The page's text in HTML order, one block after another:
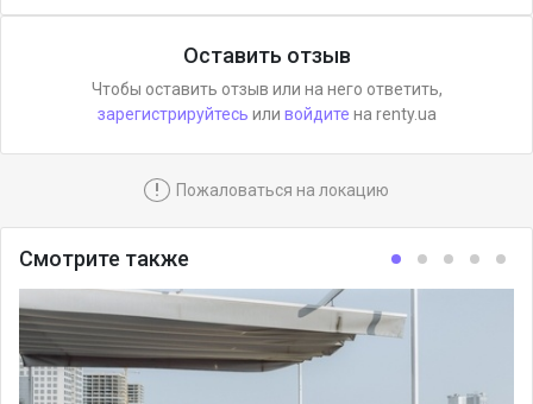
Оставить отзыв
Чтобы оставить отзыв или на него ответить,
зарегистрируйтесь или войдите на renty.ua
! Пожаловаться на локацию
Смотрите также